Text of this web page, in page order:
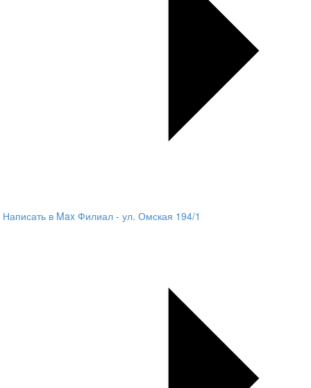
Написать в Max Филиал - ул. Омская 194/1